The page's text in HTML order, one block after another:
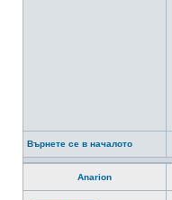
Върнете се в началото
Anarion